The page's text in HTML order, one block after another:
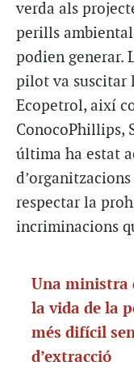
verda als
perills
podien generar.
pilot va suscitar
Ecopetrol, així
ConocoPhillips,
última ha estat
respectar la
incriminacions
Una ministra
la vida de la
més difícil
d’extracció